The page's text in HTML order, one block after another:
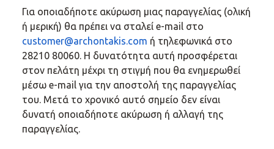
Για οποιαδήποτε ακύρωση μιας παραγγελίας (ολική
ή μερική) θα πρέπει να σταλεί e-mail στο
customer@archontakis.com ή τηλεφωνικά στο
28210 80060. Η δυνατότητα αυτή προσφέρεται
στον πελάτη μέχρι τη στιγμή που θα ενημερωθεί
μέσω e-mail για την αποστολή της παραγγελίας
του. Μετά το χρονικό αυτό σημείο δεν είναι
δυνατή οποιαδήποτε ακύρωση ή αλλαγή της
παραγγελίας.